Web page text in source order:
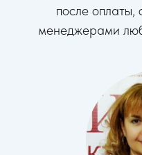
после оплаты,
менеджерами